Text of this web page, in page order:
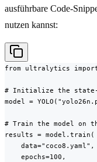
ausführbare Code-
nutzen kannst:
from ultralytics import
# Initialize the state-
model =
# Train the model on
results = model.train(
    data="coco8.yaml",
    epochs=100,